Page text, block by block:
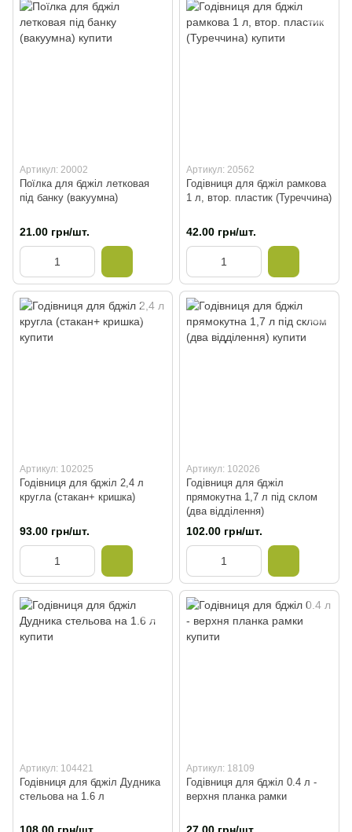
Артикул: 20002
Поїлка для бджіл летковая
під банку (вакуумна)
21.00 грн/шт.
Артикул: 20562
Годівниця для бджіл рамкова
1 л, втор. пластик (Туреччина)
42.00 грн/шт.
Артикул: 102025
Годівниця для бджіл 2,4 л
кругла (стакан+ кришка)
93.00 грн/шт.
Артикул: 102026
Годівниця для бджіл
прямокутна 1,7 л під склом
(два відділення)
102.00 грн/шт.
Артикул: 104421
Годівниця для бджіл Дудника
стельова на 1.6 л
Артикул: 18109
Годівниця для бджіл 0.4 л -
верхня планка рамки